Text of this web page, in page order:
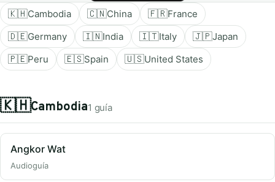
🇰🇭Cambodia 🇨🇳China 🇫🇷France
🇩🇪Germany 🇮🇳India 🇮🇹Italy 🇯🇵Japan
🇵🇪Peru 🇪🇸Spain 🇺🇸United States
🇰🇭Cambodia1 guía
Angkor Wat
Audioguía